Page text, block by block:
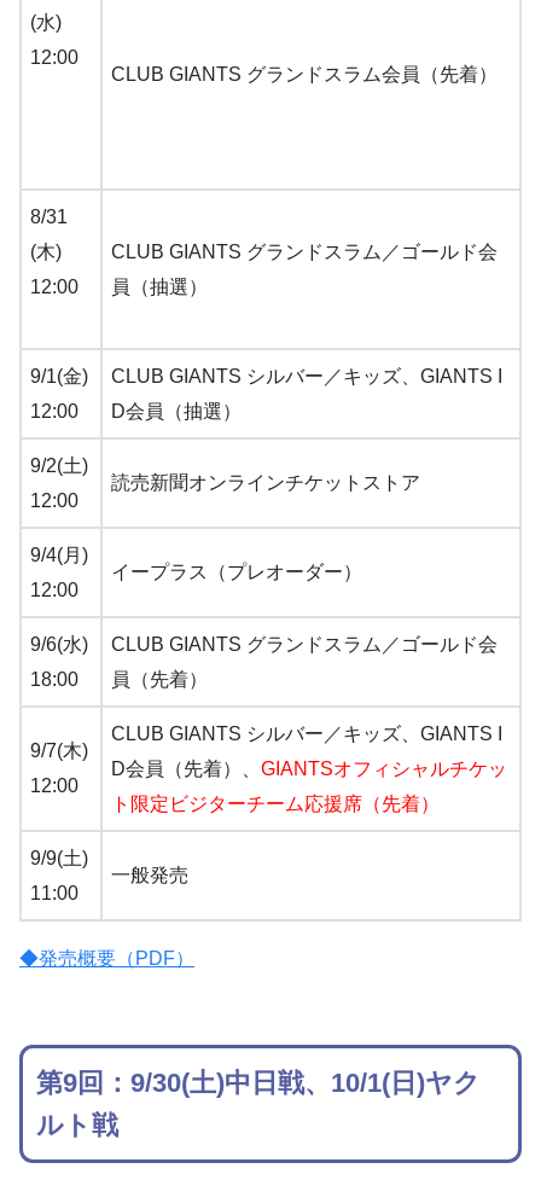
(水)
12:00
CLUB GIANTS グランドスラム会員（先着）
8/31
(木)
12:00
CLUB GIANTS グランドスラム／ゴールド会
員（抽選）
9/1(金)
12:00
CLUB GIANTS シルバー／キッズ、GIANTS I
D会員（抽選）
9/2(土)
12:00
読売新聞オンラインチケットストア
9/4(月)
12:00
イープラス（プレオーダー）
9/6(水)
18:00
CLUB GIANTS グランドスラム／ゴールド会
員（先着）
9/7(木)
12:00
CLUB GIANTS シルバー／キッズ、GIANTS I
D会員（先着）、 GIANTSオフィシャルチケッ
ト限定ビジターチーム応援席（先着）
9/9(土)
11:00
一般発売
◆発売概要（PDF）
第9回：9/30(土)中日戦、10/1(日)ヤク
ルト戦